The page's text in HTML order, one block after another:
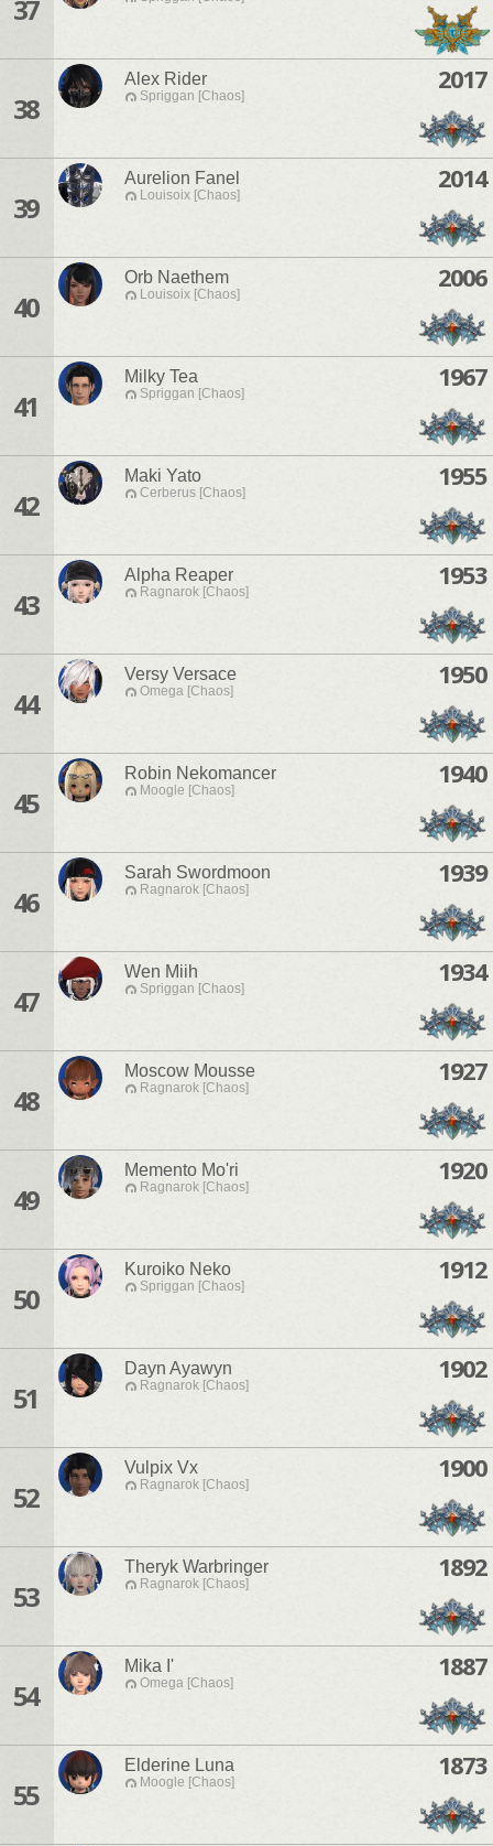
37
38
Alex Rider
Spriggan [Chaos]
2017
39
Aurelion Fanel
Louisoix [Chaos]
2014
40
Orb Naethem
Louisoix [Chaos]
2006
41
Milky Tea
Spriggan [Chaos]
1967
42
Maki Yato
Cerberus [Chaos]
1955
43
Alpha Reaper
Ragnarok [Chaos]
1953
44
Versy Versace
Omega [Chaos]
1950
45
Robin Nekomancer
Moogle [Chaos]
1940
46
Sarah Swordmoon
Ragnarok [Chaos]
1939
47
Wen Miih
Spriggan [Chaos]
1934
48
Moscow Mousse
Ragnarok [Chaos]
1927
49
Memento Mo'ri
Ragnarok [Chaos]
1920
50
Kuroiko Neko
Spriggan [Chaos]
1912
51
Dayn Ayawyn
Ragnarok [Chaos]
1902
52
Vulpix Vx
Ragnarok [Chaos]
1900
53
Theryk Warbringer
Ragnarok [Chaos]
1892
54
Mika I'
Omega [Chaos]
1887
55
Elderine Luna
Moogle [Chaos]
1873